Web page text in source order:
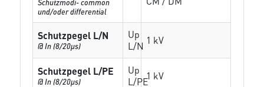
Schutzmodi- common
und/oder differential
Schutzpegel L/N
@ In (8/20µs)
Up
L/N 1 kV
Schutzpegel L/PE
@ In (8/20µs)
Up
L/PE1 kV